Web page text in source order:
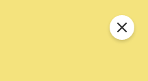
關閉